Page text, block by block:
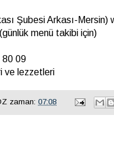
Şubesi Arkası-
menü takibi için)
80 09
ve lezzetleri
zaman: 07:08